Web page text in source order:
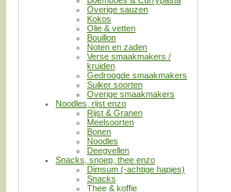
Overige sauzen
Kokos
Olie & vetten
Bouillon
Noten en zaden
Verse smaakmakers /
kruiden
Gedroogde smaakmakers
Suiker soorten
Overige smaakmakers
Noodles, rijst enzo
Rijst & Granen
Meelsoorten
Bonen
Noodles
Deegvellen
Snacks, snoep, thee enzo
Dimsum (-achtige hapjes)
Snacks
Thee & koffie